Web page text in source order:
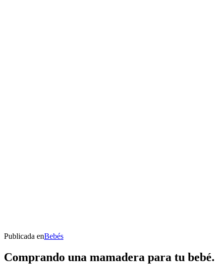
Publicada enBebés
Comprando una mamadera para tu bebé.